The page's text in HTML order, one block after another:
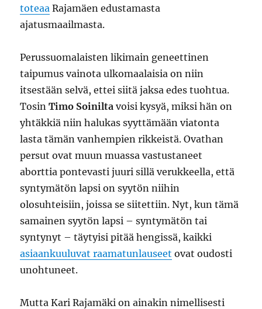
toteaa Rajamäen edustamasta
ajatusmaailmasta.
Perussuomalaisten likimain geneettinen
taipumus vainota ulkomaalaisia on niin
itsestään selvä, ettei siitä jaksa edes tuohtua.
TosinTimo Soinilta voisi kysyä, miksi hän on
yhtäkkiä niin halukas syyttämään viatonta
lasta tämän vanhempien rikkeistä. Ovathan
persut ovat muun muassa vastustaneet
aborttia pontevasti juuri sillä verukkeella, että
syntymätön lapsi on syytön niihin
olosuhteisiin, joissa se siitettiin. Nyt, kun tämä
samainen syytön lapsi – syntymätön tai
syntynyt – täytyisi pitää hengissä, kaikki
asiaankuuluvat raamatunlauseet ovat oudosti
unohtuneet.
Mutta Kari Rajamäki on ainakin nimellisesti